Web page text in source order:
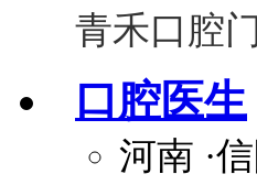
青禾口腔
口腔医生
河南 ·